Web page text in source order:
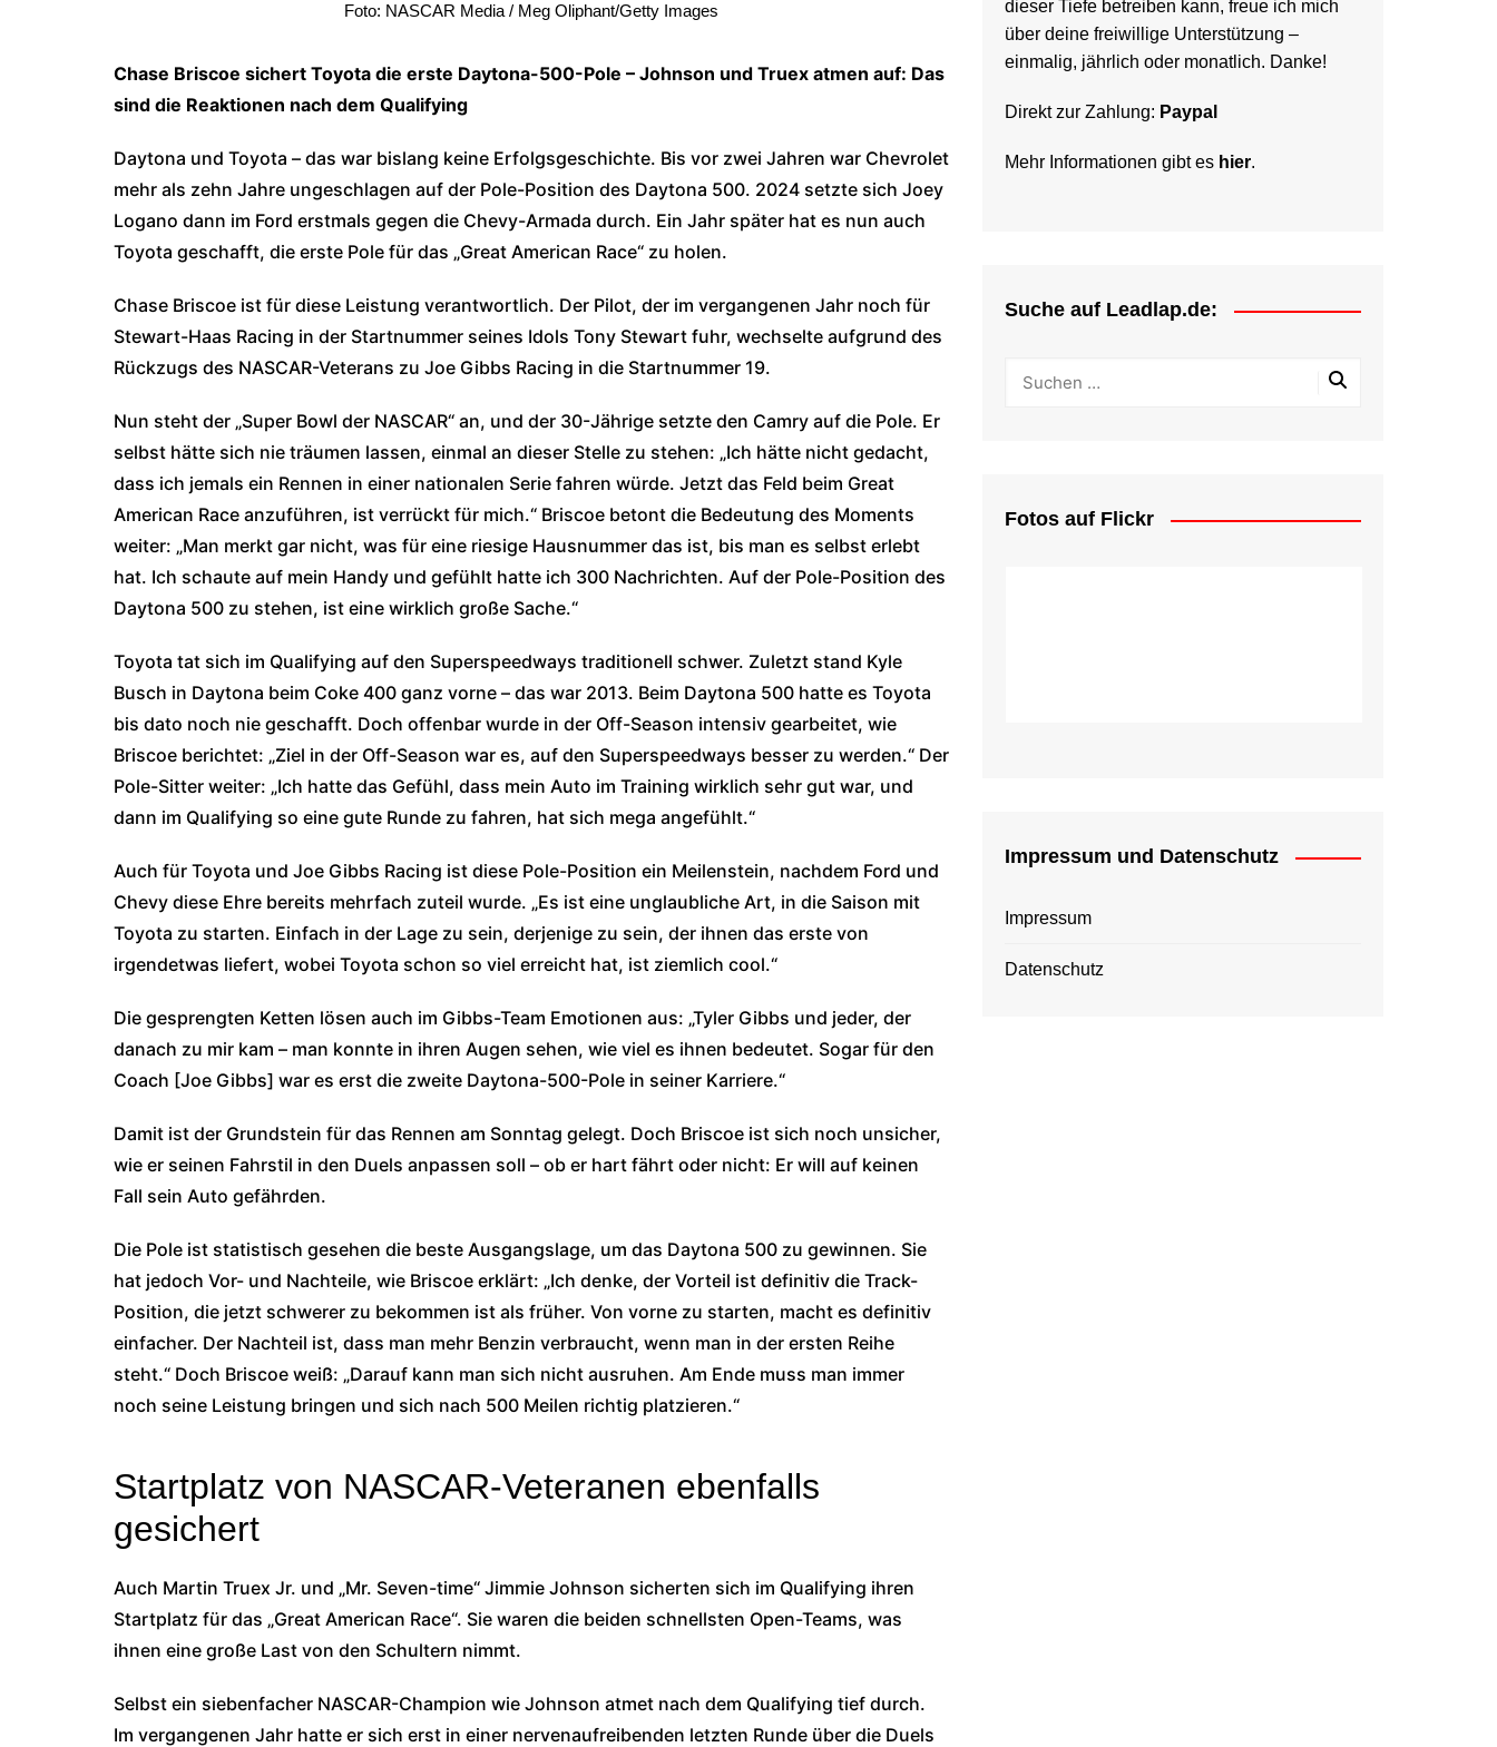
WoO Late Model Series
Foto: NASCAR Media / Meg Oliphant/Getty Images
Chase Briscoe sichert Toyota die erste Daytona-500-Pole – Johnson und Truex atmen auf: Das
sind die Reaktionen nach dem Qualifying
Daytona und Toyota – das war bislang keine Erfolgsgeschichte. Bis vor zwei Jahren war Chevrolet
mehr als zehn Jahre ungeschlagen auf der Pole-Position des Daytona 500. 2024 setzte sich Joey
Logano dann im Ford erstmals gegen die Chevy-Armada durch. Ein Jahr später hat es nun auch
Toyota geschafft, die erste Pole für das „Great American Race“ zu holen.
Chase Briscoe ist für diese Leistung verantwortlich. Der Pilot, der im vergangenen Jahr noch für
Stewart-Haas Racing in der Startnummer seines Idols Tony Stewart fuhr, wechselte aufgrund des
Rückzugs des NASCAR-Veterans zu Joe Gibbs Racing in die Startnummer 19.
Nun steht der „Super Bowl der NASCAR“ an, und der 30-Jährige setzte den Camry auf die Pole. Er
selbst hätte sich nie träumen lassen, einmal an dieser Stelle zu stehen: „Ich hätte nicht gedacht,
dass ich jemals ein Rennen in einer nationalen Serie fahren würde. Jetzt das Feld beim Great
American Race anzuführen, ist verrückt für mich.“ Briscoe betont die Bedeutung des Moments
weiter: „Man merkt gar nicht, was für eine riesige Hausnummer das ist, bis man es selbst erlebt
hat. Ich schaute auf mein Handy und gefühlt hatte ich 300 Nachrichten. Auf der Pole-Position des
Daytona 500 zu stehen, ist eine wirklich große Sache.“
Toyota tat sich im Qualifying auf den Superspeedways traditionell schwer. Zuletzt stand Kyle
Busch in Daytona beim Coke 400 ganz vorne – das war 2013. Beim Daytona 500 hatte es Toyota
bis dato noch nie geschafft. Doch offenbar wurde in der Off-Season intensiv gearbeitet, wie
Briscoe berichtet: „Ziel in der Off-Season war es, auf den Superspeedways besser zu werden.“ Der
Pole-Sitter weiter: „Ich hatte das Gefühl, dass mein Auto im Training wirklich sehr gut war, und
dann im Qualifying so eine gute Runde zu fahren, hat sich mega angefühlt.“
Auch für Toyota und Joe Gibbs Racing ist diese Pole-Position ein Meilenstein, nachdem Ford und
Chevy diese Ehre bereits mehrfach zuteil wurde. „Es ist eine unglaubliche Art, in die Saison mit
Toyota zu starten. Einfach in der Lage zu sein, derjenige zu sein, der ihnen das erste von
irgendetwas liefert, wobei Toyota schon so viel erreicht hat, ist ziemlich cool.“
Die gesprengten Ketten lösen auch im Gibbs-Team Emotionen aus: „Tyler Gibbs und jeder, der
danach zu mir kam – man konnte in ihren Augen sehen, wie viel es ihnen bedeutet. Sogar für den
Coach [Joe Gibbs] war es erst die zweite Daytona-500-Pole in seiner Karriere.“
Damit ist der Grundstein für das Rennen am Sonntag gelegt. Doch Briscoe ist sich noch unsicher,
wie er seinen Fahrstil in den Duels anpassen soll – ob er hart fährt oder nicht: Er will auf keinen
Fall sein Auto gefährden.
Die Pole ist statistisch gesehen die beste Ausgangslage, um das Daytona 500 zu gewinnen. Sie
hat jedoch Vor- und Nachteile, wie Briscoe erklärt: „Ich denke, der Vorteil ist definitiv die Track-
Position, die jetzt schwerer zu bekommen ist als früher. Von vorne zu starten, macht es definitiv
einfacher. Der Nachteil ist, dass man mehr Benzin verbraucht, wenn man in der ersten Reihe
steht.“ Doch Briscoe weiß: „Darauf kann man sich nicht ausruhen. Am Ende muss man immer
noch seine Leistung bringen und sich nach 500 Meilen richtig platzieren.“
Startplatz von NASCAR-Veteranen ebenfalls
gesichert
Auch Martin Truex Jr. und „Mr. Seven-time“ Jimmie Johnson sicherten sich im Qualifying ihren
Startplatz für das „Great American Race“. Sie waren die beiden schnellsten Open-Teams, was
ihnen eine große Last von den Schultern nimmt.
Selbst ein siebenfacher NASCAR-Champion wie Johnson atmet nach dem Qualifying tief durch.
Im vergangenen Jahr hatte er sich erst in einer nervenaufreibenden letzten Runde über die Duels
dieser Tiefe betreiben kann, freue ich mich
über deine freiwillige Unterstützung –
einmalig, jährlich oder monatlich. Danke!
Direkt zur Zahlung: Paypal
Mehr Informationen gibt es hier.
Suche auf Leadlap.de:
Fotos auf Flickr
Impressum und Datenschutz
Impressum
Datenschutz